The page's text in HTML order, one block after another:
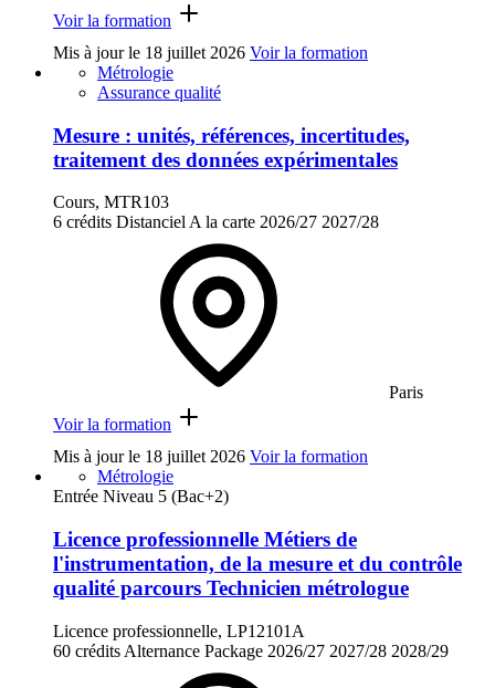
Voir la formation
Mis à jour le 18 juillet 2026 Voir la formation
Métrologie
Assurance qualité
Mesure : unités, références, incertitudes,
traitement des données expérimentales
Cours, MTR103
6 crédits DistancielA la carte 2026/27 2027/28
Paris
Voir la formation
Mis à jour le 18 juillet 2026 Voir la formation
Métrologie
Entrée Niveau 5 (Bac+2)
Licence professionnelle Métiers de
l'instrumentation, de la mesure et du contrôle
qualité parcours Technicien métrologue
Licence professionnelle, LP12101A
60 crédits Alternance Package 2026/27 2027/28 2028/29